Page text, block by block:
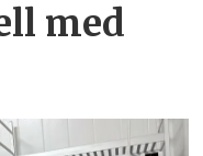
med